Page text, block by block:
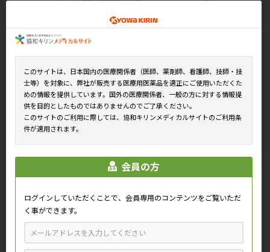
東京都立小児総合医療センター 内分泌・代謝科
東京都立多摩北部医療センター 小児科
●講演1
くる病の診療を考える
●演者
このサイトは、日本国内の医療関係者（医師、薬剤師、看護師、技師・技
士等）を対象に、弊社が販売する医療用医薬品を適正にご使用いただくた
めの情報を提供しています。国外の医療関係者、一般の方に対する情報提
供を目的としたものではありませんのでご了承ください。
このサイトのご利用に際しては、協和キリンメディカルサイトのご利用条
件が適用されます。
会員の方
ログインしていただくことで、会員専用のコンテンツをご覧いただ
く事ができます。